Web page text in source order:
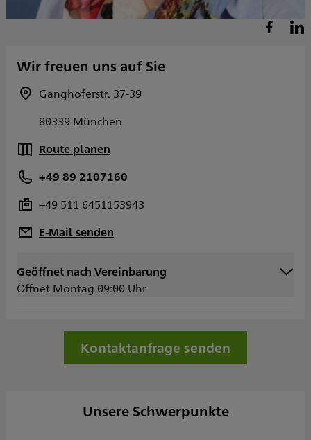
Wir freuen uns auf Sie
Ganghoferstr. 37-39
80339 München
Route planen
+49 89 2107160
+49 511 6451153943
E-Mail senden
Geöffnet nach Vereinbarung
Öffnet Montag 09:00 Uhr
Montag
Dienstag
Mittwoch
09:00 - 17:00
Kontaktanfrage senden
Unsere Schwerpunkte